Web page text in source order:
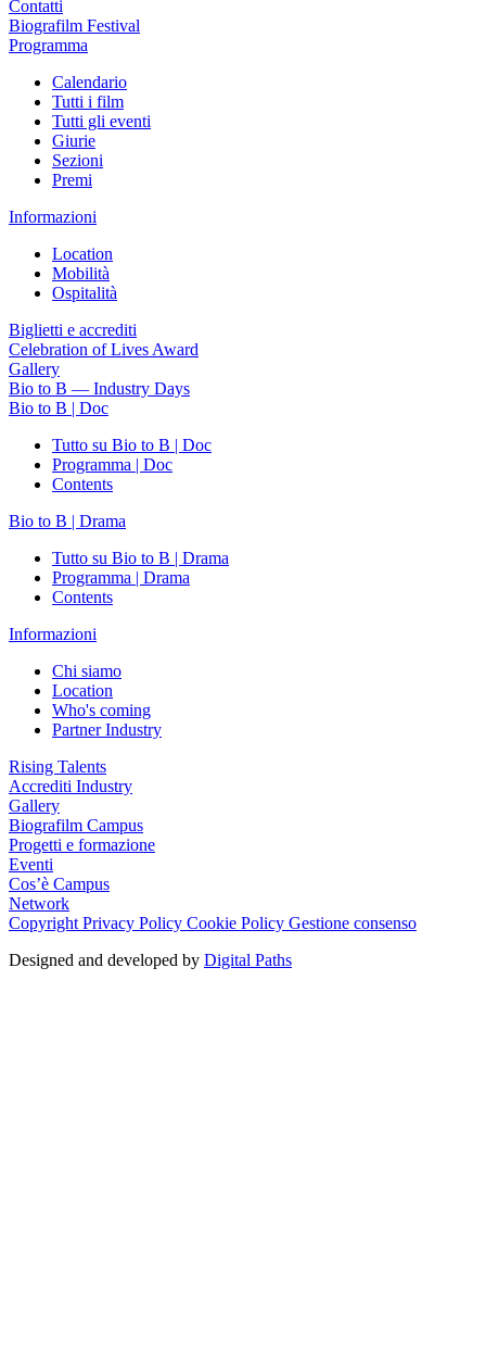
Contatti
Biografilm Festival
Programma
Calendario
Tutti i film
Tutti gli eventi
Giurie
Sezioni
Premi
Informazioni
Location
Mobilità
Ospitalità
Biglietti e accrediti
Celebration of Lives Award
Gallery
Bio to B — Industry Days
Bio to B | Doc
Tutto su Bio to B | Doc
Programma | Doc
Contents
Bio to B | Drama
Tutto su Bio to B | Drama
Programma | Drama
Contents
Informazioni
Chi siamo
Location
Who's coming
Partner Industry
Rising Talents
Accrediti Industry
Gallery
Biografilm Campus
Progetti e formazione
Eventi
Cos’è Campus
Network
Copyright Privacy Policy Cookie Policy Gestione consenso
Designed and developed by Digital Paths